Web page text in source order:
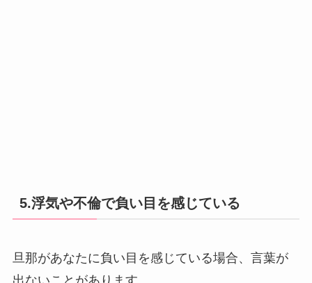
5.浮気や不倫で負い目を感じている
旦那があなたに負い目を感じている場合、言葉が